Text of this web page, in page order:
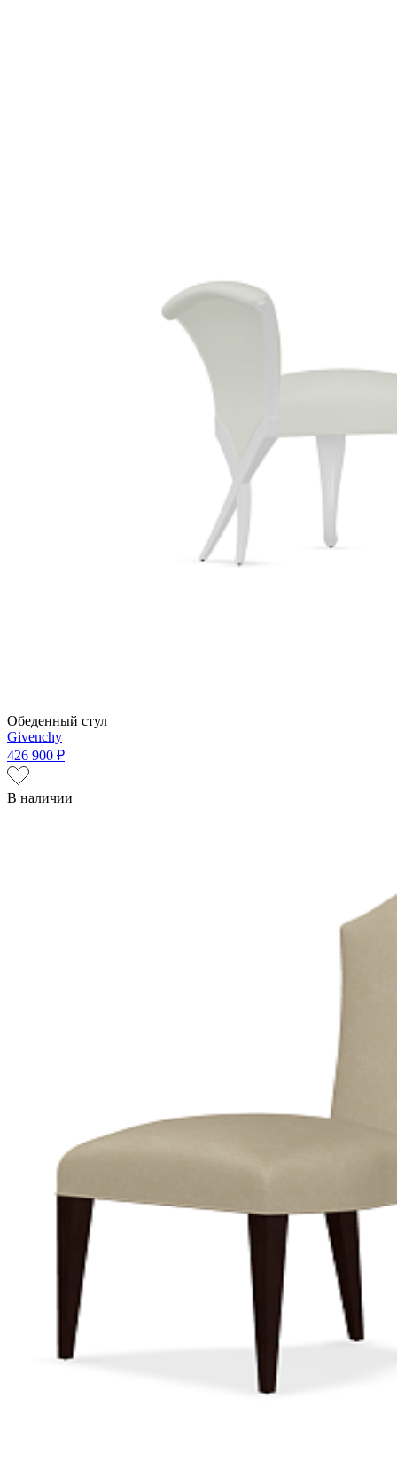
Обеденный стул
Givenchy
426 900 ₽
В наличии